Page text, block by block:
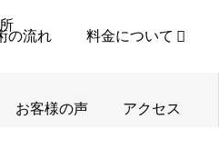
の流れ 料金について
お客様の声 アクセス
けしました